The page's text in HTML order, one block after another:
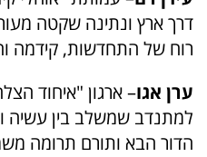
דרך ארץ ונתינה שקטה
רוח של התחדשות, קידמה
ערן אגו– ארגון "איחוד
למתנדב שמשלב בין עשיה
הדור הבא ותורם תרומה